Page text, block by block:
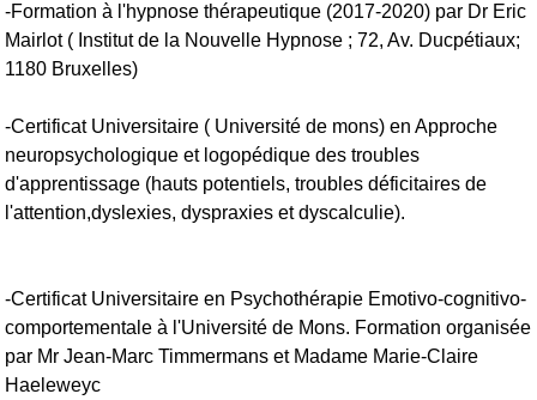
-Formation à l'hypnose thérapeutique (2017-2020) par Dr Eric
Mairlot ( Institut de la Nouvelle Hypnose ; 72, Av. Ducpétiaux;
1180 Bruxelles)
-Certificat Universitaire ( Université de mons) en Approche
neuropsychologique et logopédique des troubles
d'apprentissage (hauts potentiels, troubles déficitaires de
l'attention,dyslexies, dyspraxies et dyscalculie).
-Certificat Universitaire en Psychothérapie Emotivo-cognitivo-
comportementale à l'Université de Mons. Formation organisée
par Mr Jean-Marc Timmermans et Madame Marie-Claire
Haeleweyc